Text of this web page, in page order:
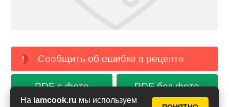
На iamcook.ru мы используем
Сообщить об ошибке в рецепте
PDF с фото PDF без фото